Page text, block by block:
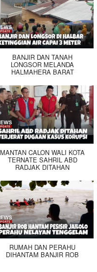
BANJIR DAN TANAH
LONGSOR MELANDA
HALMAHERA BARAT
MANTAN CALON WALI KOTA
TERNATE SAHRIL ABD
RADJAK DITAHAN
RUMAH DAN PERAHU
DIHANTAM BANJIR ROB